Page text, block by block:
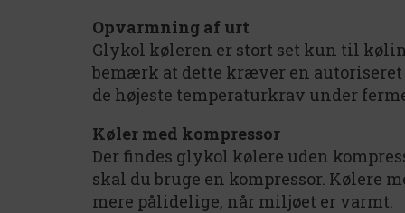
Opvarmning af urt
Glykol køleren er stort set kun til
bemærk at dette kræver en
de højeste temperaturkrav under
Køler med kompressor
Der findes glykol kølere uden
skal du bruge en kompressor. Kølere
mere pålidelige, når miljøet er varmt.